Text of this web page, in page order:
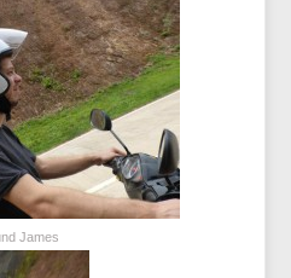
James